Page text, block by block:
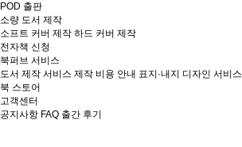
POD 출판
소량 도서 제작
소프트 커버 제작 하드 커버 제작
전자책 신청
북퍼브 서비스
도서 제작 서비스 제작 비용 안내 표지·내지 디자인 서비스
북 스토어
고객센터
공지사항 FAQ 출간 후기